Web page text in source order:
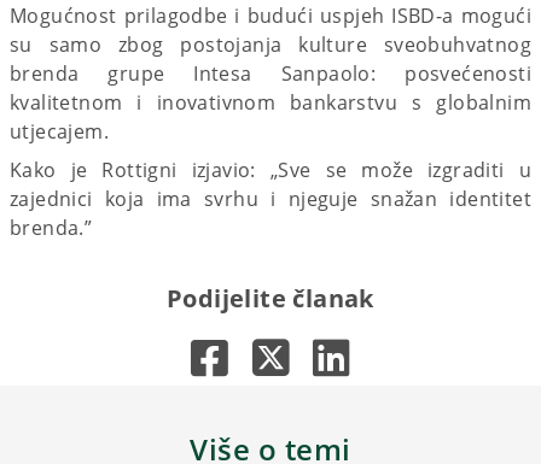
Mogućnost prilagodbe i budući uspjeh ISBD-a mogući
su samo zbog postojanja kulture sveobuhvatnog
brenda grupe Intesa Sanpaolo: posvećenosti
kvalitetnom i inovativnom bankarstvu s globalnim
utjecajem.
Kako je Rottigni izjavio: „Sve se može izgraditi u
zajednici koja ima svrhu i njeguje snažan identitet
brenda.”
Podijelite članak
Više o temi